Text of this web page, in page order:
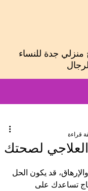
جدة للنساء
لصحتك
من أصل 5 نجوم.
قد يكون الحل
تساعدك على